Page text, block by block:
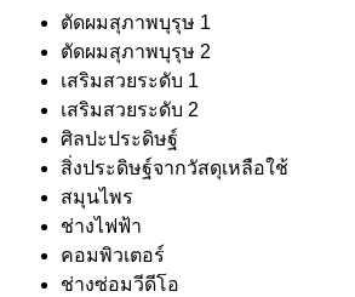
ตัดผมสุภาพบุรุษ 1
ตัดผมสุภาพบุรุษ 2
เสริมสวยระดับ 1
เสริมสวยระดับ 2
ศิลปะประดิษฐ์
สิ่งประดิษฐ์จากวัสดุเหลือใช้
สมุนไพร
ช่างไฟฟ้า
คอมพิวเตอร์
ช่างซ่อมวีดีโอ